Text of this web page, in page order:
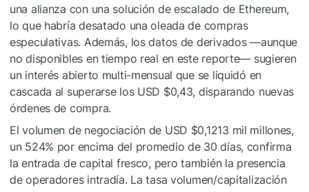
una alianza con una solución de escalado de Ethereum,
lo que habría desatado una oleada de compras
especulativas. Además, los datos de derivados —aunque
no disponibles en tiempo real en este reporte— sugieren
un interés abierto multi-mensual que se liquidó en
cascada al superarse los USD $0,43, disparando nuevas
órdenes de compra.
El volumen de negociación de USD $0,1213 mil millones,
un 524% por encima del promedio de 30 días, confirma
la entrada de capital fresco, pero también la presencia
de operadores intradía. La tasa volumen/capitalización